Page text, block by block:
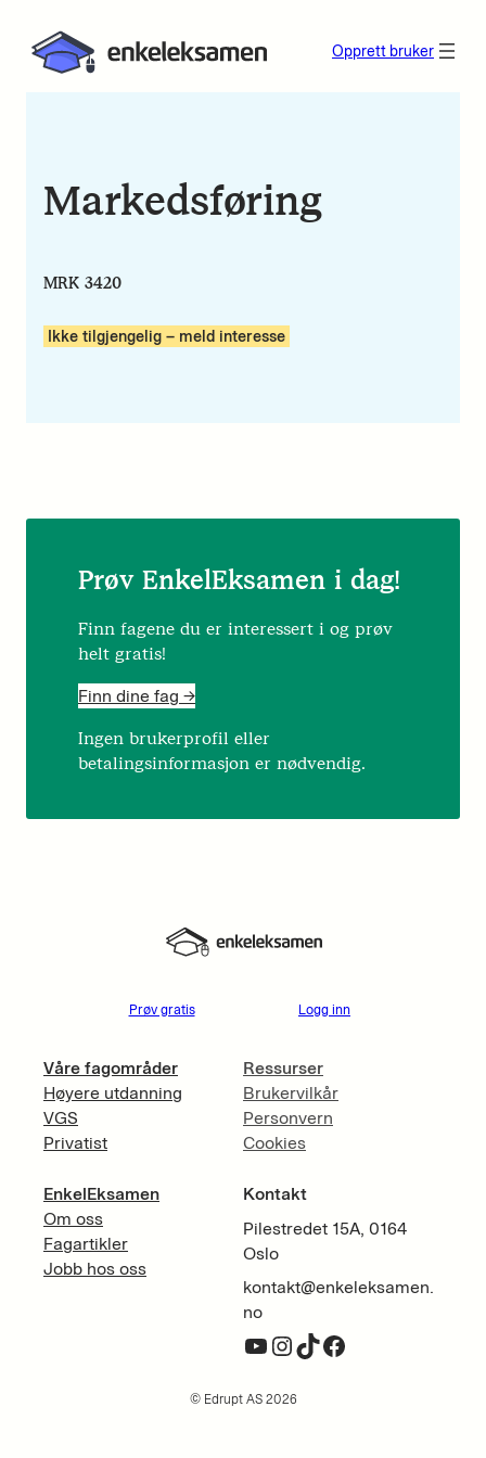
Opprett bruker
Markedsføring
MRK 3420
Ikke tilgjengelig – meld interesse
Prøv EnkelEksamen i dag!
Finn fagene du er interessert i og prøv
helt gratis!
Finn dine fag ->
Ingen brukerprofil eller
betalingsinformasjon er nødvendig.
Prøv gratis Logg inn
Våre fagområder
Høyere utdanning
VGS
Privatist
EnkelEksamen
Om oss
Fagartikler
Jobb hos oss
Ressurser
Brukervilkår
Personvern
Cookies
Kontakt
Pilestredet 15A, 0164
Oslo
kontakt@enkeleksamen.
no
YouTube InstagramTikTok Facebook
© Edrupt AS 2026